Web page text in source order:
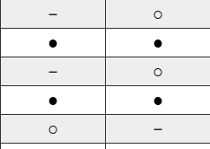
－ ○
● ●
－ ○
● ●
○ －